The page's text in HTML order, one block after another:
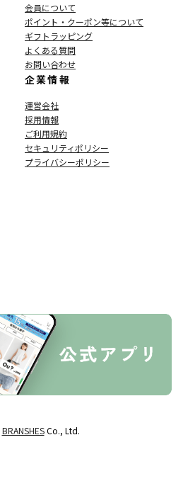
会員について
ポイント・クーポン等について
ギフトラッピング
よくある質問
お問い合わせ
企業情報
運営会社
採用情報
ご利用規約
セキュリティポリシー
プライバシーポリシー
BRANSHESCo., Ltd.